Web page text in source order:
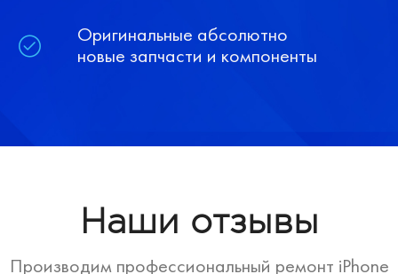
Оригинальные абсолютно
новые запчасти и компоненты
Наши отзывы
Производим профессиональный ремонт iPhone